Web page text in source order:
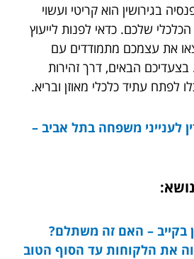
בגירושין הוא קריטי ועשוי
שלכם. כדאי לפנות לייעוץ
את עצמכם מתמודדים עם
בצעדיכם הבאים, דרך זהירות
לפתח עתיד כלכלי מאוזן ובריא.
לענייני משפחה בתל אביב –
בקייב – האם זה משתלם?
את הלקוחות עד הסוף הטוב